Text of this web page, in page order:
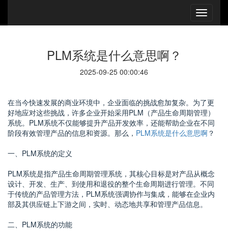
PLM系统是什么意思啊？
2025-09-25 00:00:46
在当今快速发展的商业环境中，企业面临的挑战愈加复杂。为了更
好地应对这些挑战，许多企业开始采用PLM（产品生命周期管理）
系统。PLM系统不仅能够提升产品开发效率，还能帮助企业在不同
阶段有效管理产品的信息和资源。那么， PLM系统是什么意思啊 ？
一、PLM系统的定义
PLM系统是指产品生命周期管理系统，其核心目标是对产品从概念
设计、开发、生产、到使用和退役的整个生命周期进行管理。不同
于传统的产品管理方法，PLM系统强调协作与集成，能够在企业内
部及其供应链上下游之间，实时、动态地共享和管理产品信息。
二、PLM系统的功能